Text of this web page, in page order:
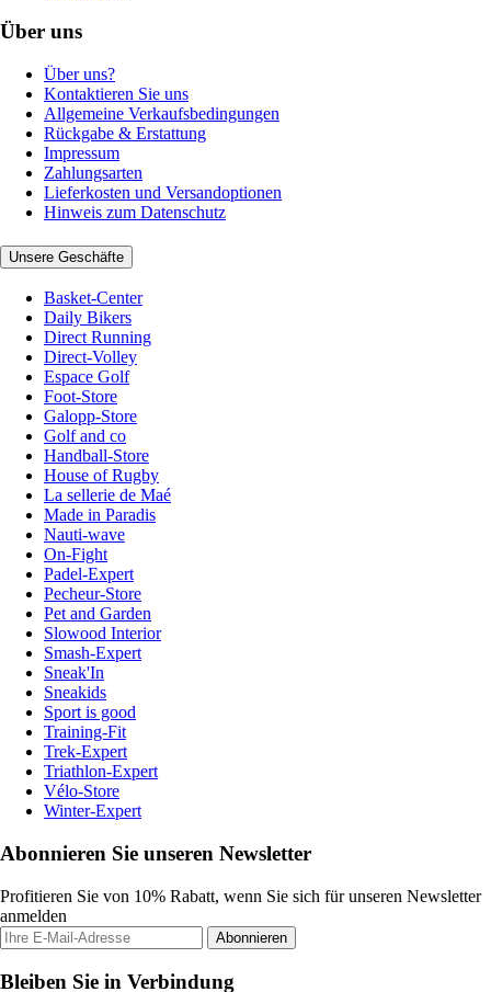
Über uns
Über uns?
Kontaktieren Sie uns
Allgemeine Verkaufsbedingungen
Rückgabe & Erstattung
Impressum
Zahlungsarten
Lieferkosten und Versandoptionen
Hinweis zum Datenschutz
Unsere Geschäfte
Basket-Center
Daily Bikers
Direct Running
Direct-Volley
Espace Golf
Foot-Store
Galopp-Store
Golf and co
Handball-Store
House of Rugby
La sellerie de Maé
Made in Paradis
Nauti-wave
On-Fight
Padel-Expert
Pecheur-Store
Pet and Garden
Slowood Interior
Smash-Expert
Sneak'In
Sneakids
Sport is good
Training-Fit
Trek-Expert
Triathlon-Expert
Vélo-Store
Winter-Expert
Abonnieren Sie unseren Newsletter
Profitieren Sie von 10% Rabatt, wenn Sie sich für unseren Newsletter
anmelden
Abonnieren
Bleiben Sie in Verbindung